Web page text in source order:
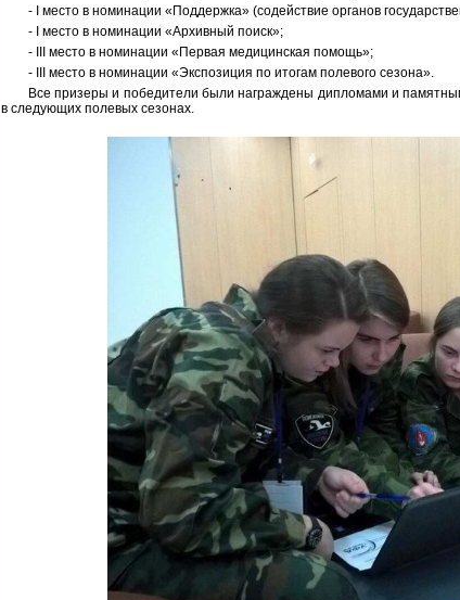
- I место в номинации «Поддержка» (содействие органов
- I место в номинации «Архивный поиск»;
- III место в номинации «Первая медицинская помощь»;
- III место в номинации «Экспозиция по итогам полевого сезона».
Все призеры и победители были награждены дипломами и
в следующих полевых сезонах.